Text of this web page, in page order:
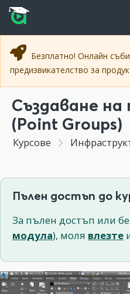
Прескочи към основното
Прескочи към навигацията
Безплатно! Онлайн
предизвикателство за
Създаване на
(Point Groups)
Курсове
Пълен достъп до
За пълен достъп или
модула), моля влезте